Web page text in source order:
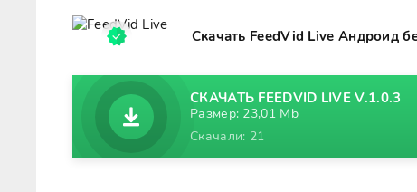
Скачать FeedVid Live Андроид
СКАЧАТЬ FEEDVID LIVE V.1.0.3
Размер: 23,01 Mb
Скачали: 21